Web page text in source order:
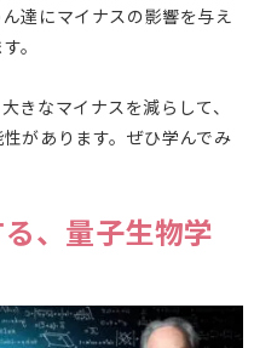
達にマイナスの影響を与え
。
きなマイナスを減らして、
があります。ぜひ学んでみ
、量子生物学